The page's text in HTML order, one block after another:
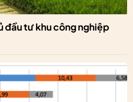
đầu tư khu công nghiệp